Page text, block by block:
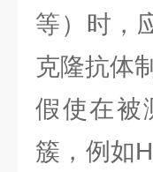
等）时，
克隆抗体
假使在被
簇，例如